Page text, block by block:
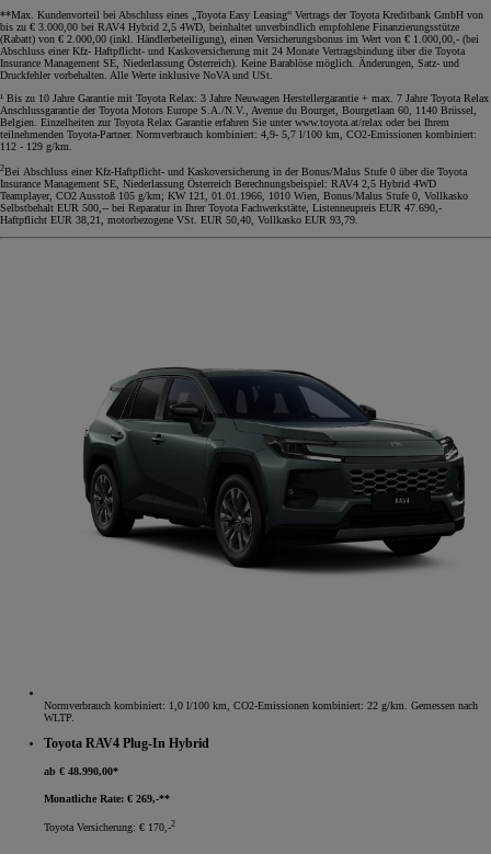
**Max. Kundenvorteil bei Abschluss eines „Toyota Easy Leasing“ Vertrags der Toyota Kreditbank GmbH von
bis zu € 3.000,00 bei RAV4 Hybrid 2,5 4WD, beinhaltet unverbindlich empfohlene Finanzierungsstütze
(Rabatt) von € 2.000,00 (inkl. Händlerbeteiligung), einen Versicherungsbonus im Wert von € 1.000,00,- (bei
Abschluss einer Kfz- Haftpflicht- und Kaskoversicherung mit 24 Monate Vertragsbindung über die Toyota
Insurance Management SE, Niederlassung Österreich). Keine Barablöse möglich. Änderungen, Satz- und
Druckfehler vorbehalten. Alle Werte inklusive NoVA und USt.
¹ Bis zu 10 Jahre Garantie mit Toyota Relax: 3 Jahre Neuwagen Herstellergarantie + max. 7 Jahre Toyota Relax
Anschlussgarantie der Toyota Motors Europe S.A./N.V., Avenue du Bourget, Bourgetlaan 60, 1140 Brüssel,
Belgien. Einzelheiten zur Toyota Relax Garantie erfahren Sie unter www.toyota.at/relax oder bei Ihrem
teilnehmenden Toyota-Partner. Normverbrauch kombiniert: 4,9- 5,7 l/100 km, CO2-Emissionen kombiniert:
112 - 129 g/km.
2Bei Abschluss einer Kfz-Haftpflicht- und Kaskoversicherung in der Bonus/Malus Stufe 0 über die Toyota
Insurance Management SE, Niederlassung Österreich Berechnungsbeispiel: RAV4 2,5 Hybrid 4WD
Teamplayer, CO2 Ausstoß 105 g/km; KW 121, 01.01.1966, 1010 Wien, Bonus/Malus Stufe 0, Vollkasko
Selbstbehalt EUR 500,-- bei Reparatur in Ihrer Toyota Fachwerkstätte, Listenneupreis EUR 47.690,-
Haftpflicht EUR 38,21, motorbezogene VSt. EUR 50,40, Vollkasko EUR 93,79.
Normverbrauch kombiniert: 1,0 l/100 km, CO2-Emissionen kombiniert: 22 g/km. Gemessen nach
WLTP.
Toyota RAV4 Plug-In Hybrid
ab € 48.990,00*
Monatliche Rate: € 269,-**
Toyota Versicherung: € 170,-2